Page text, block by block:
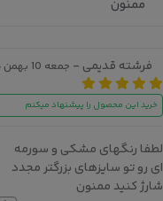
ممنون
فرشته قدیمی - جمعه 10 بهمن 1404 - 22:59:24
خرید این محصول را پیشنهاد میکنم
لطفا رنگهای مشکی و سورمه
ای رو تو سایزهای بزرگتر مجدد
شارژ کنید ممنون